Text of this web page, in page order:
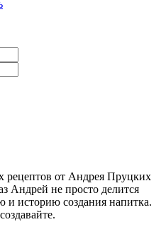
рецептов от Андрея Пруцких
Андрей не просто делится
и историю создания напитка.